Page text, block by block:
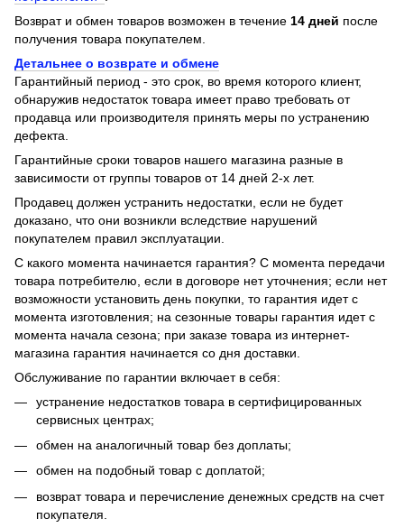
Возврат и обмен товаров возможен в течение 14 дней после
получения товара покупателем.
Детальнее о возврате и обмене
Гарантийный период - это срок, во время которого клиент,
обнаружив недостаток товара имеет право требовать от
продавца или производителя принять меры по устранению
дефекта.
Гарантийные сроки товаров нашего магазина разные в
зависимости от группы товаров от 14 дней 2-х лет.
Продавец должен устранить недостатки, если не будет
доказано, что они возникли вследствие нарушений
покупателем правил эксплуатации.
С какого момента начинается гарантия? С момента передачи
товара потребителю, если в договоре нет уточнения; если нет
возможности установить день покупки, то гарантия идет с
момента изготовления; на сезонные товары гарантия идет с
момента начала сезона; при заказе товара из интернет-
магазина гарантия начинается со дня доставки.
Обслуживание по гарантии включает в себя:
устранение недостатков товара в сертифицированных
сервисных центрах;
обмен на аналогичный товар без доплаты;
обмен на подобный товар с доплатой;
возврат товара и перечисление денежных средств на счет
покупателя.